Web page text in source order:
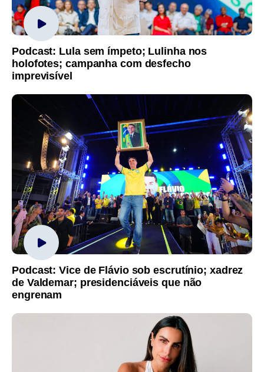
Podcast: Lula sem ímpeto; Lulinha nos
holofotes; campanha com desfecho
imprevisível
Podcast: Vice de Flávio sob escrutínio; xadrez
de Valdemar; presidenciáveis que não
engrenam